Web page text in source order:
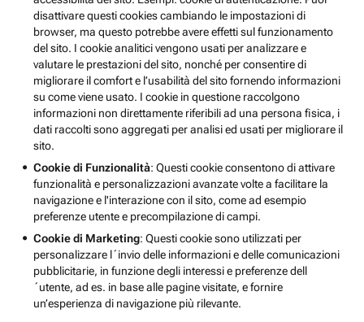
disattivare questi cookies cambiando le impostazioni di
browser, ma questo potrebbe avere effetti sul funzionamento
del sito. I cookie analitici vengono usati per analizzare e
valutare le prestazioni del sito, nonché per consentire di
migliorare il comfort e l’usabilità del sito fornendo informazioni
su come viene usato. I cookie in questione raccolgono
informazioni non direttamente riferibili ad una persona fisica, i
dati raccolti sono aggregati per analisi ed usati per migliorare il
sito.
Cookie di Funzionalità: Questi cookie consentono di attivare
funzionalità e personalizzazioni avanzate volte a facilitare la
navigazione e l'interazione con il sito, come ad esempio
preferenze utente e precompilazione di campi.
Cookie di Marketing: Questi cookie sono utilizzati per
personalizzare l´invio delle informazioni e delle comunicazioni
pubblicitarie, in funzione degli interessi e preferenze dell
´utente, ad es. in base alle pagine visitate, e fornire
un’esperienza di navigazione più rilevante.